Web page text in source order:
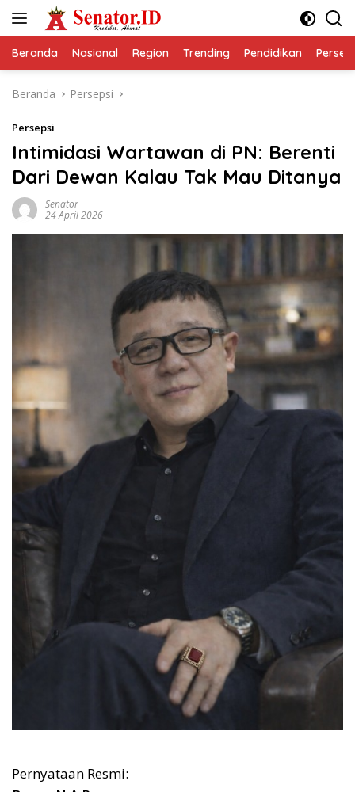
Beranda Nasional Region Trending Pendidikan
Beranda Persepsi
Persepsi
Intimidasi Wartawan di PN: Berenti
Dari Dewan Kalau Tak Mau Ditanya
Senator
24 April 2026
Pernyataan Resmi: